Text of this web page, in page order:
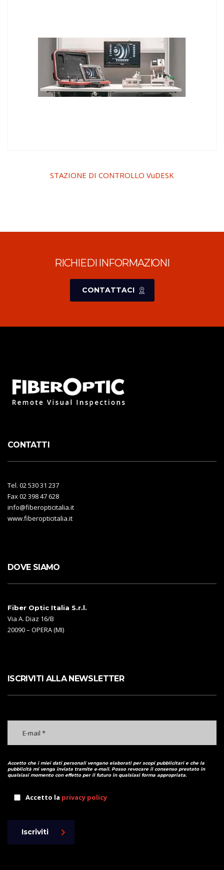
STAZIONE DI CONTROLLO VuDESK
RICHIEDI INFORMAZIONI
CONTATTACI
CONTATTI
Tel. 02 530 31 237
Fax 02 398 47 628
info@fiberopticitalia.it
www.fiberopticitalia.it
DOVE SIAMO
Fiber Optic Italia S.r.l.
Via A. Diaz 16/B
20090 – OPERA (MI)
ISCRIVITI ALLA NEWSLETTER
Accetto che i miei dati personali vengano elaborati per scopi pubblicitari e che la
pubblicità mi venga inviata tramite e-mail. Posso revocare il consenso prestato in
qualsiasi momento con effetto per il futuro in qualsiasi forma appropriata.
Accetto la privacy policy
Iscriviti